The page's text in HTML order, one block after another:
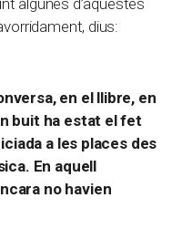
algunes d’aquestes
dius:
en el llibre, en
buit ha estat el fet
a les places des
En aquell
no havien